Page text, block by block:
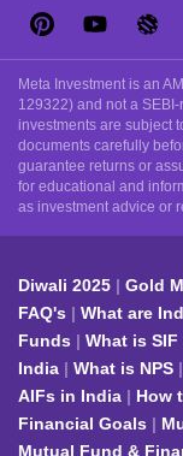
Meta Investment is an
129322) and not a
investments are subject
documents carefully
guarantee returns or
for educational and
as investment advice or
Diwali 2025 Gold
FAQ's
What are
Funds
What is SIF
India
What is NPS
AIFs in India
How
Financial Goals
Mutual Fund &